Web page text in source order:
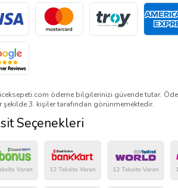
ödeme bilgilerinizi güvende tutar.
şekilde 3. kişiler tarafından görünmemektedir.
Seçenekleri